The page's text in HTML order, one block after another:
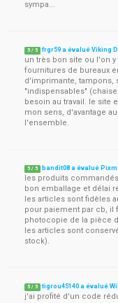
sympa...
5 / 5 frgr59 a évalué Viking
un très bon site ou l'on
fournitures de bureaux
d'imprimante, tampons,
"indispensables"
besoin au travail. le site
mon sens, d'avantage
l'ensemble.
5 / 5 bandit08 a évalué
les produits
bon emballage et délai
les articles sont fidèles
pour paiement par cb, il
photocopie de la pièce
les articles sont
stock).
5 / 5 tigrou45140 a évalué
j'ai profité d'un code